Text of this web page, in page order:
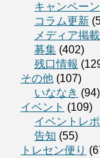
キャンペー
コラム更新
メディア掲
募集 (402)
残口情報
その他 (107)
いななき (94)
イベント (109)
イベントレ
告知 (55)
トレセン便り